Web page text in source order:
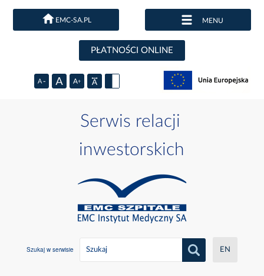
EMC-SA.PL MENU
PŁATNOŚCI ONLINE
Serwis relacji
inwestorskich
Szukaj w serwisie EN